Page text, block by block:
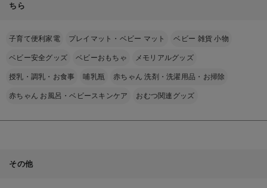
ちら
子育て便利家電 プレイマット・ベビー マット ベビー 雑貨 小物
ベビー安全グッズ ベビーおもちゃ メモリアルグッズ
授乳・調乳・お食事 哺乳瓶 赤ちゃん 洗剤・洗濯用品・お掃除
赤ちゃん お風呂・ベビースキンケア おむつ関連グッズ
その他